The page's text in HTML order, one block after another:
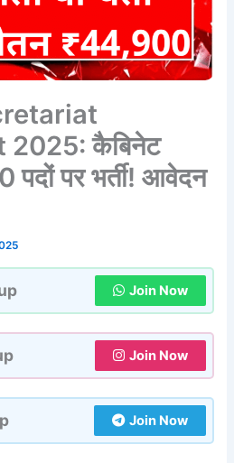
कैबिनेट
पदों पर भर्ती! आवेदन
Join Now
Join Now
Join Now